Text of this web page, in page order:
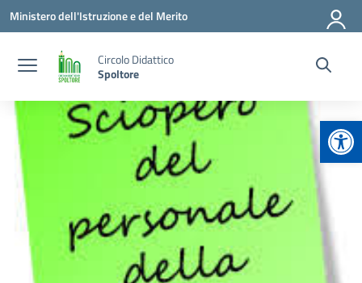
Vai ai contenuti
Vai al menu di navigazione
Vai al footer
Ministero dell'Istruzione e del Merito
Circolo Didattico
Spoltore